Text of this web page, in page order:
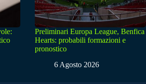
Preliminari Europa League, Benfica
Hearts: probabili formazioni e
pronostico
6 Agosto 2026